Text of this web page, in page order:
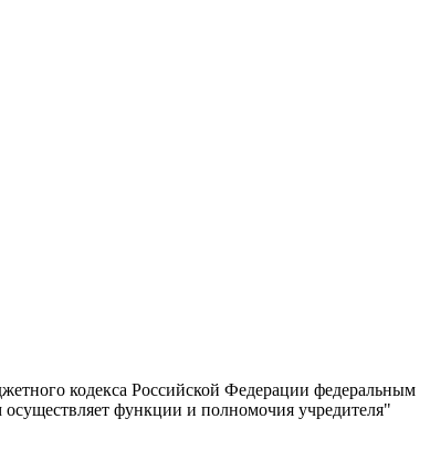
кодекса Российской Федерации федеральным
функции и полномочия учредителя"